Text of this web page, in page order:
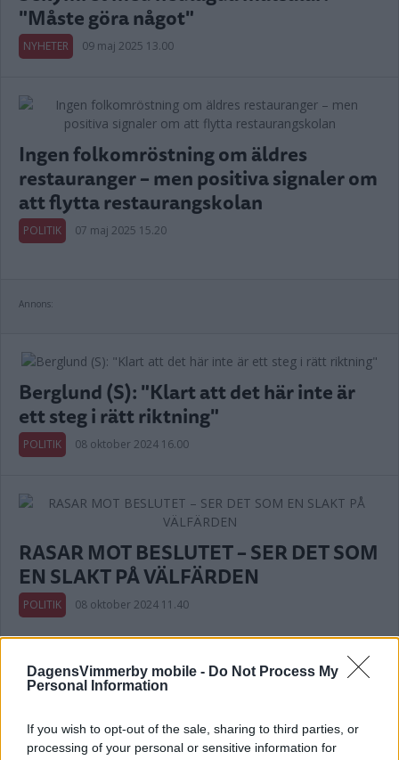
DagensVimmerby mobile - Do Not Process My
Personal Information
If you wish to opt-out of the sale, sharing to third parties, or
processing of your personal or sensitive information for
"Måste göra något"
NYHETER 09 maj 2025 13.00
Ingen folkomröstning om äldres
restauranger – men positiva signaler om
att flytta restaurangskolan
POLITIK 07 maj 2025 15.20
Annons:
Berglund (S): "Klart att det här inte är
ett steg i rätt riktning"
POLITIK 08 oktober 2024 16.00
RASAR MOT BESLUTET – SER DET SOM
EN SLAKT PÅ VÄLFÄRDEN
POLITIK 08 oktober 2024 11.40
Annons: